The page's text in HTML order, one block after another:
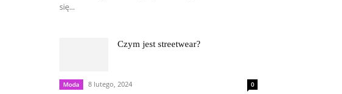
się...
Czym jest streetwear?
Moda 8 lutego, 2024 0